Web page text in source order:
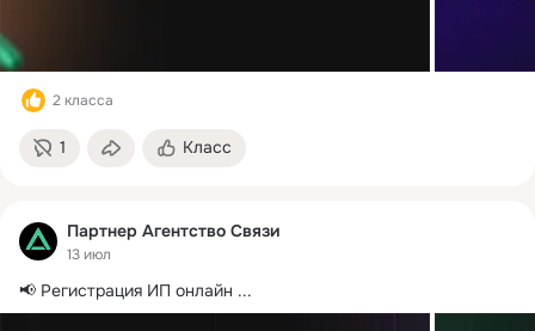
2 класса
1 Класс
Партнер Агентство Связи
13 июл
📢 Регистрация ИП онлайн ...